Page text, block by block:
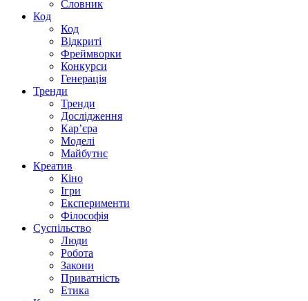
Словник
Код
Код
Відкриті
Фреймворки
Конкурси
Генерація
Тренди
Тренди
Дослідження
Кар’єра
Моделі
Майбутнє
Креатив
Кіно
Ігри
Експерименти
Філософія
Суспільство
Люди
Робота
Закони
Приватність
Етика